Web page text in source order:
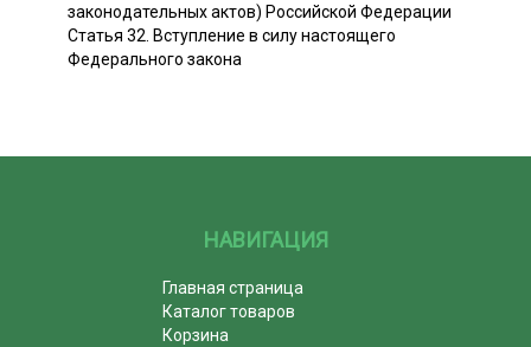
законодательных актов) Российской Федерации
Статья 32. Вступление в силу настоящего
Федерального закона
НАВИГАЦИЯ
Главная страница
Каталог товаров
Корзина